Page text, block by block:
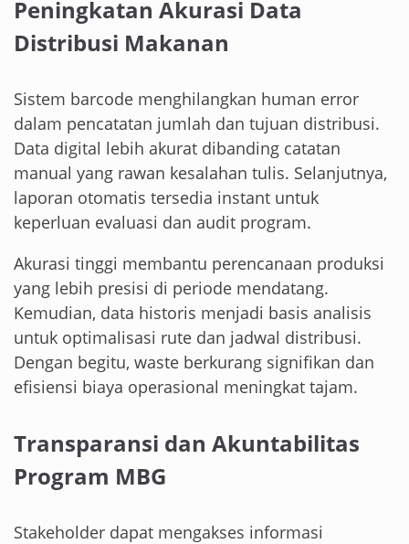
Peningkatan Akurasi Data
Distribusi Makanan
Sistem barcode menghilangkan human error
dalam pencatatan jumlah dan tujuan distribusi.
Data digital lebih akurat dibanding catatan
manual yang rawan kesalahan tulis. Selanjutnya,
laporan otomatis tersedia instant untuk
keperluan evaluasi dan audit program.
Akurasi tinggi membantu perencanaan produksi
yang lebih presisi di periode mendatang.
Kemudian, data historis menjadi basis analisis
untuk optimalisasi rute dan jadwal distribusi.
Dengan begitu, waste berkurang signifikan dan
efisiensi biaya operasional meningkat tajam.
Transparansi dan Akuntabilitas
Program MBG
Stakeholder dapat mengakses informasi